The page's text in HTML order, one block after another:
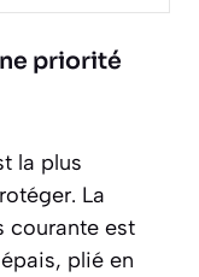
priorité
la plus
La
courante est
, plié en